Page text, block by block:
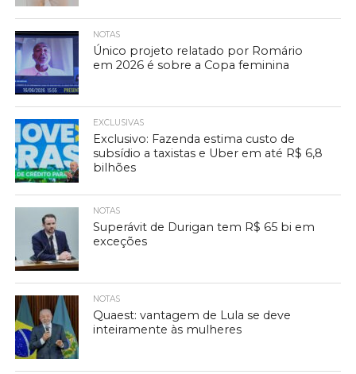
NOTAS
Único projeto relatado por Romário
em 2026 é sobre a Copa feminina
EXCLUSIVAS
Exclusivo: Fazenda estima custo de
subsídio a taxistas e Uber em até R$ 6,8
bilhões
NOTAS
Superávit de Durigan tem R$ 65 bi em
exceções
NOTAS
Quaest: vantagem de Lula se deve
inteiramente às mulheres